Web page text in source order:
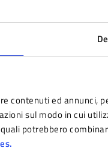
contenuti ed annunci,
sul modo in cui
potrebbero